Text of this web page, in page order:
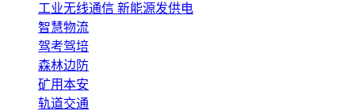
工业无线通信 新能源发供电
智慧物流
驾考驾培
森林边防
矿用本安
轨道交通